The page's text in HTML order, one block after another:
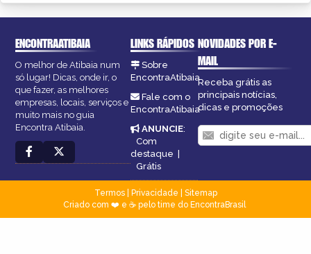
ENCONTRAATIBAIA
O melhor de Atibaia num
só lugar! Dicas, onde ir, o
que fazer, as melhores
empresas, locais, serviços e
muito mais no guia
Encontra Atibaia.
LINKS RÁPIDOS
Sobre
EncontraAtibaia
Fale com o
EncontraAtibaia
ANUNCIE:
Com
destaque |
Grátis
NOVIDADES POR E-
MAIL
Receba grátis as
principais notícias,
dicas e promoções
Termos| Privacidade
Sitemap
Criado com ❤️ e ☕ pelo time do EncontraBrasil